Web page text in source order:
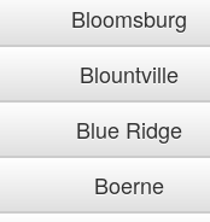
Bloomsburg
Blountville
Blue Ridge
Boerne